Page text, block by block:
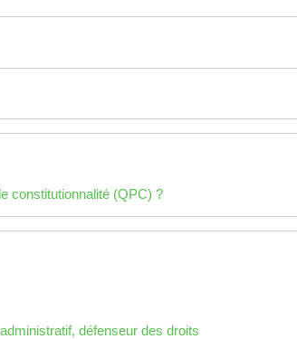
constitutionnalité (QPC) ?
défenseur des droits